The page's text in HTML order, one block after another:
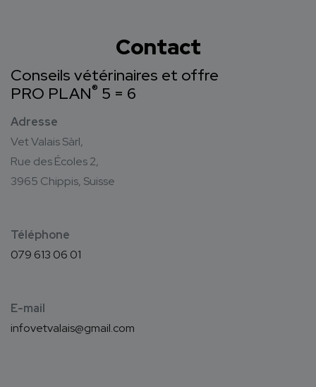
Contact
Conseils vétérinaires et offre
PRO PLAN® 5 = 6
Adresse
Vet Valais Sàrl,
Rue des Écoles 2,
3965 Chippis, Suisse
Téléphone
079 613 06 01
E-mail
infovetvalais@gmail.com